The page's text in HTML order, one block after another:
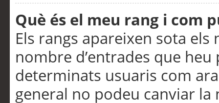
Què és el meu rang i com
Els rangs apareixen sota
nombre d’entrades que
determinats usuaris com
general no podeu canviar